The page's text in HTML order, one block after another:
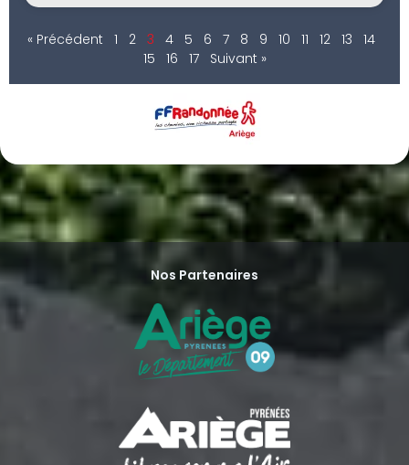
« Précédent 1 2 3 4 5 6 7 8 9 10 11 12 13
14
15
16 17 Suivant »
Nos Partenaires